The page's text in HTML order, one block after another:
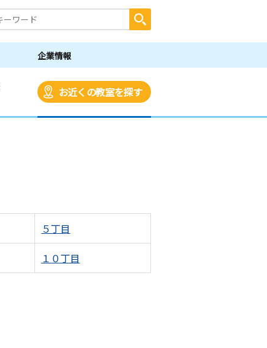
企業情報
お近くの教室を探す
５丁目
１０丁目